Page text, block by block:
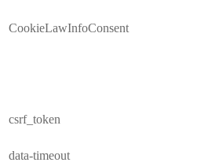
CookieLawInfoConsent
csrf_token
data-timeout